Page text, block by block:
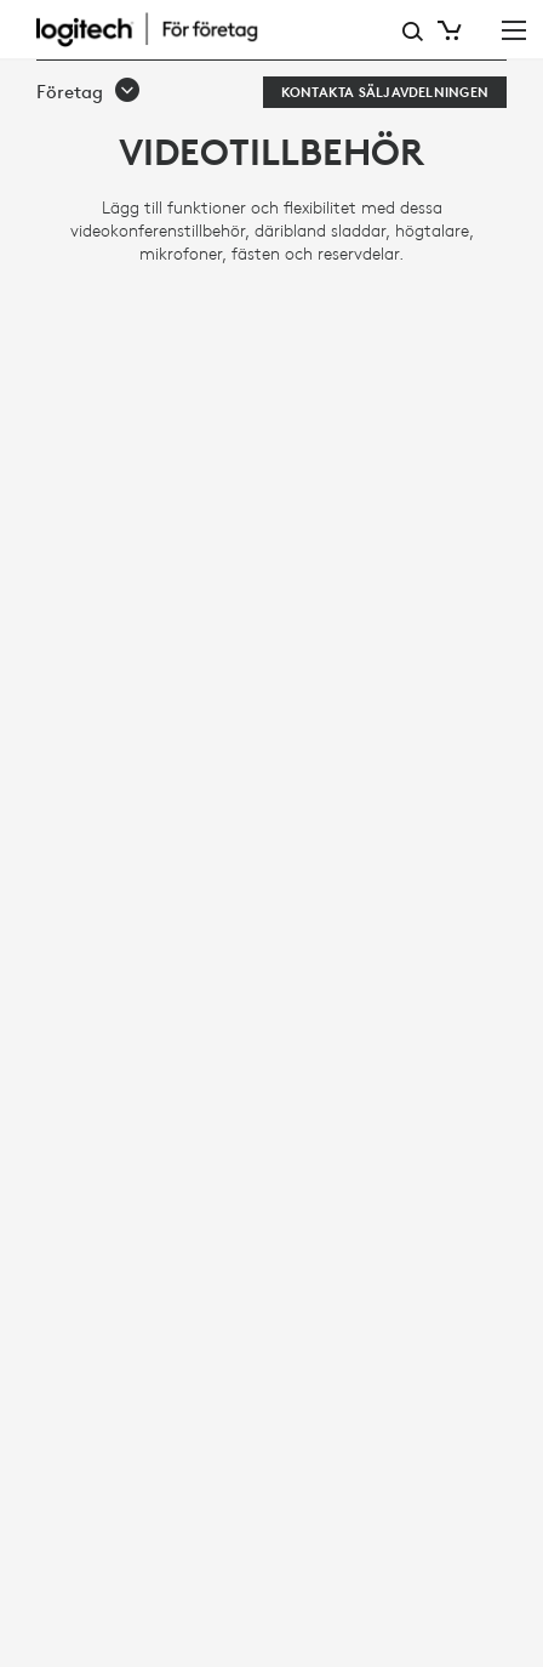
TILLBEHÖR
TILL
VIDEOKONFERENSER
Företag KONTAKTA SÄLJAVDELNINGEN
VIDEOTILLBEHÖR
Lägg till funktioner och flexibilitet med dessa
videokonferenstillbehör, däribland sladdar, högtalare,
mikrofoner, fästen och reservdelar.